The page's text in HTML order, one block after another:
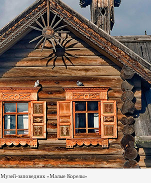
Музей-заповедник «Малые Корелы»